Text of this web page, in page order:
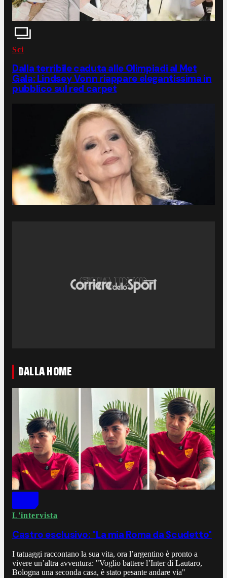
Sci
Dalla terribile caduta alle Olimpiadi al Met
Gala: Lindsey Vonn riappare elegantissima in
pubblico sul red carpet
DALLA HOME
L'intervista
Castro esclusivo: "La mia Roma da Scudetto"
I tatuaggi raccontano la sua vita, ora l’argentino è pronto a
vivere un’altra avventura: "Voglio battere l’Inter di Lautaro,
Bologna una seconda casa, è stato pesante andare via"